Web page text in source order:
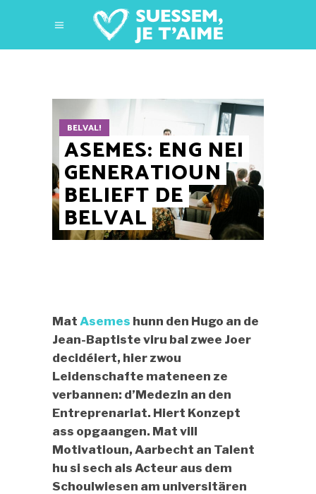
BELVAL!
ASEMES: ENG NEI
GENERATIOUN
BELIEFT DE
BELVAL
Mat Asemes hunn den Hugo an de
Jean-Baptiste viru bal zwee Joer
decidéiert, hier zwou
Leidenschafte mateneen ze
verbannen: d’Medezin an den
Entreprenariat. Hiert Konzept
ass opgaangen. Mat vill
Motivatioun, Aarbecht an Talent
hu si sech als Acteur aus dem
Schoulwiesen am universitären